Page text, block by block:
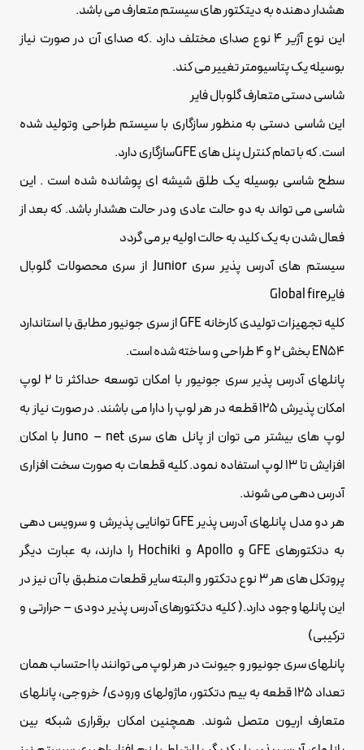
هشدار دهنده به دیتکتور های سیستم متعارف می باشد.
این نوع آژیر 4 نوع صدای مختلف دارد .که صدای آن در صورت نیاز
بوسیله یک پتاسیومتر تغییر می کند.
شاسی دستی متعارف گلوبال فایر
این شاسی دستی به منظور سازگاری با سیستم طراحی وتولید شده
است. که با تمام کنترل پنل های GFEسازگاری دارد.
سطح شاسی بوسیله یک طلق شیشه ای پوشانده شده است . این
شاسی می تواند به دو حالت عادی ودر حالت هشدار باشد. که بعد از
فعال شدن به یک کلید به حالت اولیه بر می گردد
سیستم های آدرس پذیر سری Junior از سری محصولات گلوبال
فایرGlobal fire
کلیه تجهیزات تولیدی کارخانه GFE از سری جونیور مطابق با استاندارد
EN54 بخش 2 و 4 طراحی و ساخته شده است.
پانلهای آدرس پذیر سری جونیور با امکان توسعه حداکثر تا 2 لوپ
امکان پذیرش 125 قطعه در هر لوپ را دارا می باشند. در صورت نیاز به
لوپ های بیشتر می توان از پانل های سری Juno – net با امکان
افزایش تا 13 لوپ استفاده نمود. کلیه قطعات به صورت سخت افزاری
آدرس دهی می شوند.
هر دو مدل پانلهای آدرس پذیر GFE توانایی پذیرش و سرویس دهی
به دتکتورهای GFE و Apollo و Hochiki را دارند، به عبارت دیگر
پروتکل های هر 3 نوع دتکتور و البته سایر قطعات منطبق با آن نیز در
این پانلها وجود دارد.( کلیه دتکتورهای آدرس پذیر دودی – حرارتی و
ترکیبی)
پانلهای سری جونیور و جیونت در هر لوپ می توانند با احتساب همان
تعداد 125 قطعه به بیم دتکتور، ماژولهای ورودی/ خروجی، پانلهای
متعارف اریون متصل شوند. همچنین امکان برقراری شبکه بین